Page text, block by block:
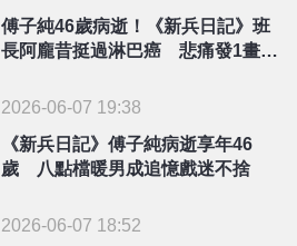
傅子純46歲病逝！《新兵日記》班
長阿龐昔挺過淋巴癌 悲痛發1畫面
2026-06-07 19:38
《新兵日記》傅子純病逝享年46
歲 八點檔暖男成追憶戲迷不捨
2026-06-07 18:52